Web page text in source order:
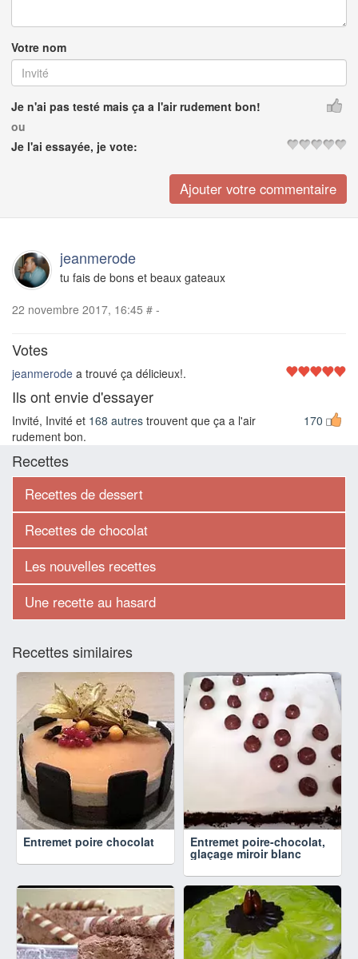
Votre nom
Je n'ai pas testé mais ça a l'air rudement bon!
ou
Je l'ai essayée, je vote:
jeanmerode
tu fais de bons et beaux gateaux
22 novembre 2017, 16:45 # -
Votes
jeanmerode a trouvé ça délicieux!.
Ils ont envie d'essayer
170
Invité, Invité et 168 autres trouvent que ça a l'air
rudement bon.
Recettes
Recettes de dessert
Recettes de chocolat
Les nouvelles recettes
Une recette au hasard
Recettes similaires
Entremet poire chocolat Entremet poire-chocolat,
glaçage miroir blanc